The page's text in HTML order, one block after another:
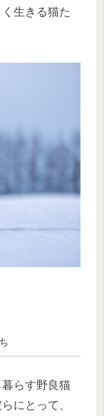
生きる猫た
らす野良猫
にとって、